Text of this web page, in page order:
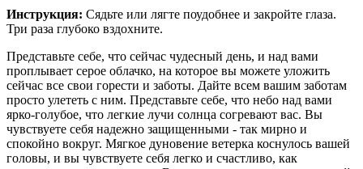
Инструкция: Сядьте или лягте поудобнее и закройте глаза.
Три раза глубоко вздохните.
Представьте себе, что сейчас чудесный день, и над вами
проплывает серое облачко, на которое вы можете уложить
сейчас все свои горести и заботы. Дайте всем вашим заботам
просто улететь с ним. Представьте себе, что небо над вами
ярко-голубое, что легкие лучи солнца согревают вас. Вы
чувствуете себя надежно защищенными - так мирно и
спокойно вокруг. Мягкое дуновение ветерка коснулось вашей
головы, и вы чувствуете себя легко и счастливо, как